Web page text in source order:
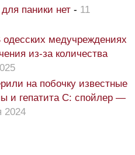
паники нет - 11
медучреждениях
из-за количества
на побочку известные
и гепатита С: спойлер —
2024